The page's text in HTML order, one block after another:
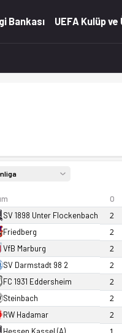
Bankası UEFA Kulüp ve
O
SV 1898 Unter Flockenbach 2
Friedberg 2
VfB Marburg 2
SV Darmstadt 98 2 2
FC 1931 Eddersheim 2
Steinbach 2
RW Hadamar 2
Hessen Kassel (A)